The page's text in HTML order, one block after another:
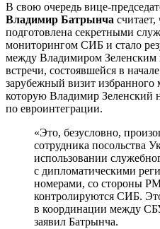
В свою очередь вице-
Владимир Батрынча
подготовлена секретными
мониторингом СИБ и стало
между Владимиром
встречи, состоявшейся в
зарубежный визит избранного
которую Владимир Зеленский
по евроинтеграции.
«Это, безусловно,
сотрудника посольства
использовании
с дипломатическими
номерами, со стороны РМ
контролируются СИБ.
в координации между
заявил Батрынча.